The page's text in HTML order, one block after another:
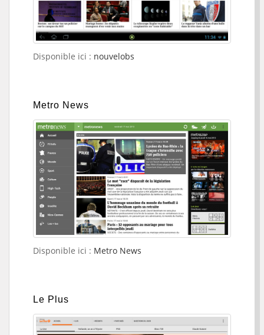
Disponible ici : nouvelobs
Metro News
Disponible ici : Metro News
Le Plus